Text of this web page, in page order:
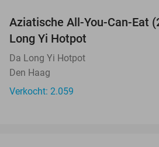
Aziatische All-You-Can-Eat
Long Yi Hotpot
Da Long Yi Hotpot
Den Haag
Verkocht: 2.059